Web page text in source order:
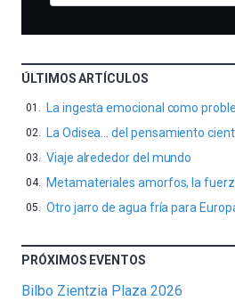
ÚLTIMOS ARTÍCULOS
La ingesta emocional como
La Odisea… del pensamiento
Viaje alrededor del mundo
Metamateriales amorfos, la
Otro jarro de agua fría para
PRÓXIMOS EVENTOS
Bilbo Zientzia Plaza 2026